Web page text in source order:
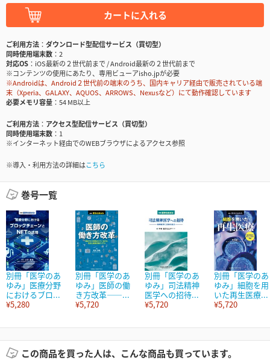
カートに入れる
ご利用方法
ダウンロード型配信サービス（買切型）
同時使用端末数
2
対応OS
iOS最新の２世代前まで / Android最新の２世代前まで
※コンテンツの使用にあたり、専用ビューアisho.jpが必要
※Androidは、Android２世代前の端末のうち、国内キャリア経由で販売されている端
末（Xperia、GALAXY、AQUOS、ARROWS、Nexusなど）にて動作確認しています
必要メモリ容量
54 MB以上
ご利用方法
アクセス型配信サービス（買切型）
同時使用端末数
1
※インターネット経由でのWEBブラウザによるアクセス参照
※導入・利用方法の詳細はこちら
巻号一覧
別冊「医学のあ
ゆみ」医療分野
におけるブロ...
¥5,280
別冊「医学のあ
ゆみ」医師の働
き方改革――...
¥5,720
別冊「医学のあ
ゆみ」司法精神
医学への招待...
¥5,720
別冊「医学のあ
ゆみ」細胞を用
いた再生医療...
¥5,720
この商品を買った人は、こんな商品も買っています。